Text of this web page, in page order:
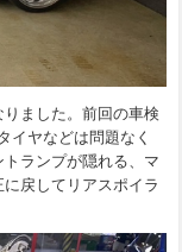
ました。前回の車検
ヤなどは問題なく
ランプが隠れる、マ
戻してリアスポイラ